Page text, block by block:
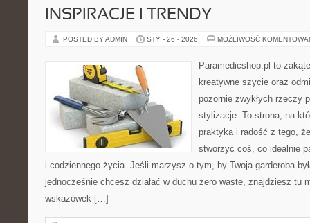
INSPIRACJE I TRENDY
POSTED BY ADMIN STY - 26 - 2026 MOŻLIWOŚĆ
Paramedicshop.pl to
kreatywne szycie oraz
pozornie zwykłych rzeczy
stylizacje. To strona, na
praktyka i radość z tego,
stworzyć coś, co idealnie
i codziennego życia. Jeśli marzysz o tym, by Twoja garderoba
jednocześnie chcesz działać w duchu zero waste, znajdziesz tu
wskazówek […]